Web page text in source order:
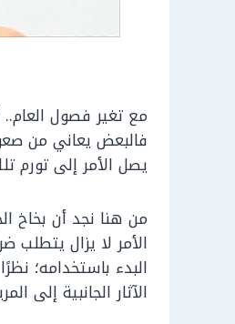
مع تغير فصول العام..
فالبعض يعاني من
يصل الأمر إلى
من هنا نجد أن بخاخ
الأمر لا يزال
البدء باستخدامه؛
الآثار الجانبية إلى